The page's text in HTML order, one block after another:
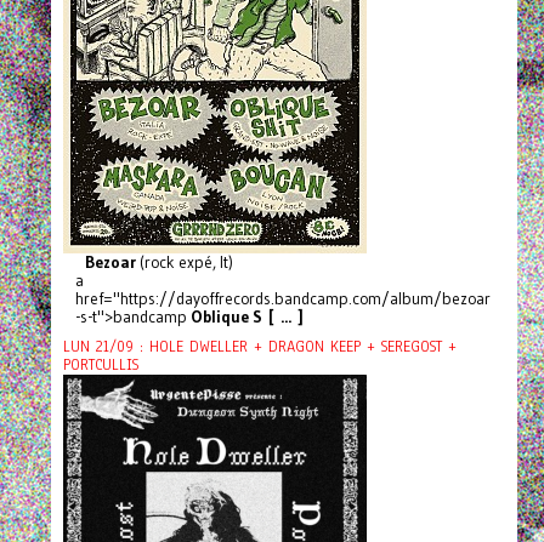
Bezoar(rock expé, It)
a
href="https://dayoffrecords.bandcamp.com/album/bezoar
-s-t">bandcamp Oblique S [ ... ]
LUN 21/09 : HOLE DWELLER + DRAGON KEEP + SEREGOST +
PORTCULLIS